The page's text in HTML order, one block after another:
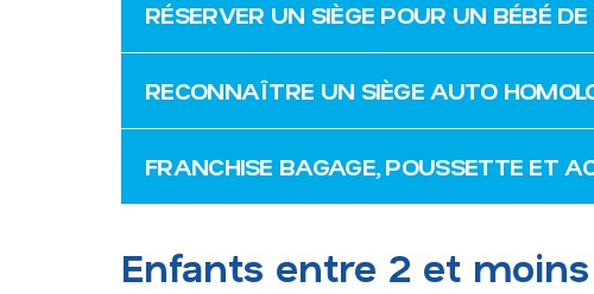
RÉSERVER UN SIÈGE POUR UN BÉBÉ
RECONNAÎTRE UN SIÈGE AUTO
FRANCHISE BAGAGE, POUSSETTE ET
Enfants entre 2 et